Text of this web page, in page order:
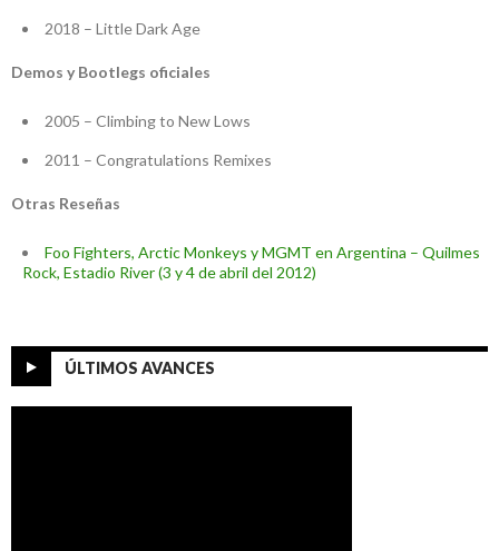
2018 – Little Dark Age
Demos y Bootlegs oficiales
2005 – Climbing to New Lows
2011 – Congratulations Remixes
Otras Reseñas
Foo Fighters, Arctic Monkeys y MGMT en Argentina – Quilmes
Rock, Estadio River (3 y 4 de abril del 2012)
ÚLTIMOS AVANCES